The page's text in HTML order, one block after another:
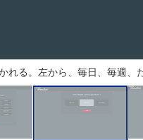
れる。左から、毎日、毎週、